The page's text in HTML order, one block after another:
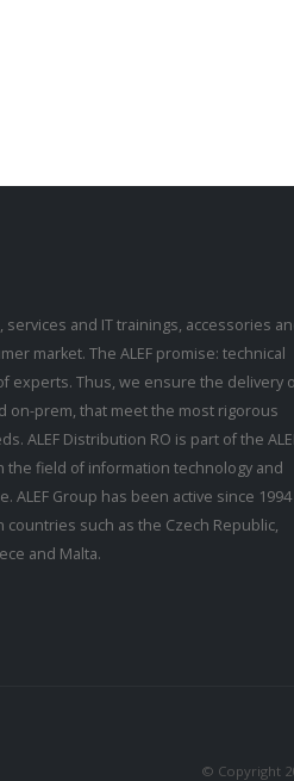
and IT trainings, accessories and
market. The ALEF promise: technical
experts. Thus, we ensure the delivery of
prem, that meet the most rigorous
ALEF Distribution RO is part of the ALEF
the field of information technology and
Group has been active since 1994
such as the Czech Republic,
and Malta.